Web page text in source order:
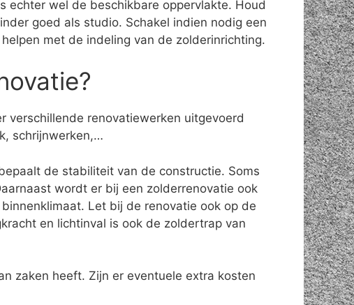
echter wel de beschikbare oppervlakte. Houd
goed als studio. Schakel indien nodig een
met de indeling van de zolderinrichting.
verschillende renovatiewerken uitgevoerd
schrijnwerken,…
de stabiliteit van de constructie. Soms
wordt er bij een zolderrenovatie ook
Let bij de renovatie ook op de
en lichtinval is ook de zoldertrap van
zaken heeft. Zijn er eventuele extra kosten